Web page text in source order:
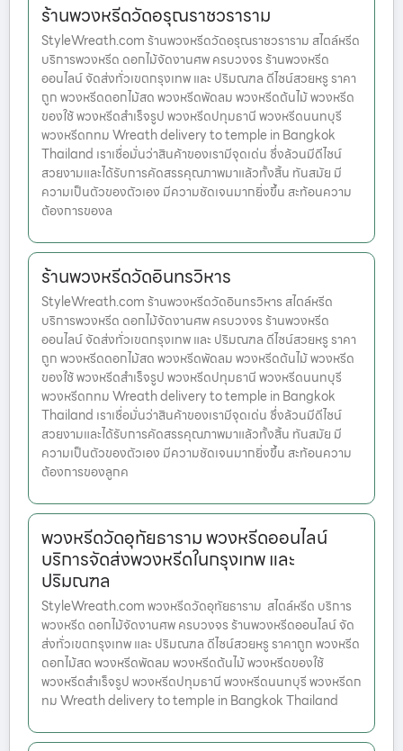
ร้านพวงหรีดวัดอรุณราชวราราม
StyleWreath.com ร้านพวงหรีดวัดอรุณราชวราราม สไตล์หรีด
บริการพวงหรีด ดอกไม้จัดงานศพ ครบวงจร ร้านพวงหรีด
ออนไลน์ จัดส่งทั่วเขตกรุงเทพ และ ปริมณฑล ดีไซน์สวยหรู ราคา
ถูก พวงหรีดดอกไม้สด พวงหรีดพัดลม พวงหรีดต้นไม้ พวงหรีด
ของใช้ พวงหรีดสำเร็จรูป พวงหรีดปทุมธานี พวงหรีดนนทบุรี
พวงหรีดกทม Wreath delivery to temple in Bangkok
Thailand เราเชื่อมั่นว่าสินค้าของเรามีจุดเด่น ซึ่งล้วนมีดีไซน์
สวยงามและได้รับการคัดสรรคุณภาพมาแล้วทั้งสิ้น ทันสมัย มี
ความเป็นตัวของตัวเอง มีความชัดเจนมากยิ่งขึ้น สะท้อนความ
ต้องการของล
ร้านพวงหรีดวัดอินทรวิหาร
StyleWreath.com ร้านพวงหรีดวัดอินทรวิหาร สไตล์หรีด
บริการพวงหรีด ดอกไม้จัดงานศพ ครบวงจร ร้านพวงหรีด
ออนไลน์ จัดส่งทั่วเขตกรุงเทพ และ ปริมณฑล ดีไซน์สวยหรู ราคา
ถูก พวงหรีดดอกไม้สด พวงหรีดพัดลม พวงหรีดต้นไม้ พวงหรีด
ของใช้ พวงหรีดสำเร็จรูป พวงหรีดปทุมธานี พวงหรีดนนทบุรี
พวงหรีดกทม Wreath delivery to temple in Bangkok
Thailand เราเชื่อมั่นว่าสินค้าของเรามีจุดเด่น ซึ่งล้วนมีดีไซน์
สวยงามและได้รับการคัดสรรคุณภาพมาแล้วทั้งสิ้น ทันสมัย มี
ความเป็นตัวของตัวเอง มีความชัดเจนมากยิ่งขึ้น สะท้อนความ
ต้องการของลูกค
พวงหรีดวัดอุทัยธาราม พวงหรีดออนไลน์
บริการจัดส่งพวงหรีดในกรุงเทพ และ
ปริมณฑล
StyleWreath.com พวงหรีดวัดอุทัยธาราม สไตล์หรีด บริการ
พวงหรีด ดอกไม้จัดงานศพ ครบวงจร ร้านพวงหรีดออนไลน์ จัด
ส่งทั่วเขตกรุงเทพ และ ปริมณฑล ดีไซน์สวยหรู ราคาถูก พวงหรีด
ดอกไม้สด พวงหรีดพัดลม พวงหรีดต้นไม้ พวงหรีดของใช้
พวงหรีดสำเร็จรูป พวงหรีดปทุมธานี พวงหรีดนนทบุรี พวงหรีดก
ทม Wreath delivery to temple in Bangkok Thailand